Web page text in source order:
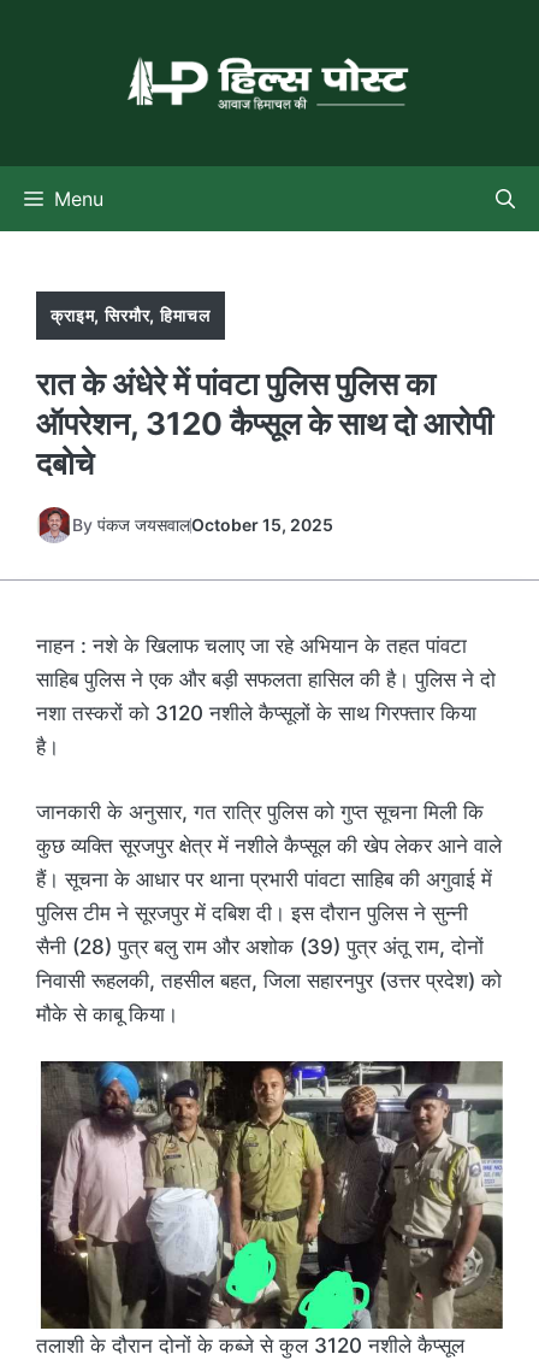
Menu
क्राइम,सिरमौर,हिमाचल
रात के अंधेरे में पांवटा पुलिस पुलिस का
ऑपरेशन, 3120 कैप्सूल के साथ दो आरोपी
दबोचे
By पंकज जयसवालOctober 15, 2025
नाहन : नशे के खिलाफ चलाए जा रहे अभियान के तहत पांवटा
साहिब पुलिस ने एक और बड़ी सफलता हासिल की है। पुलिस ने दो
नशा तस्करों को 3120 नशीले कैप्सूलों के साथ गिरफ्तार किया
है।
जानकारी के अनुसार, गत रात्रि पुलिस को गुप्त सूचना मिली कि
कुछ व्यक्ति सूरजपुर क्षेत्र में नशीले कैप्सूल की खेप लेकर आने वाले
हैं। सूचना के आधार पर थाना प्रभारी पांवटा साहिब की अगुवाई में
पुलिस टीम ने सूरजपुर में दबिश दी। इस दौरान पुलिस ने सुन्नी
सैनी (28) पुत्र बलु राम और अशोक (39) पुत्र अंतू राम, दोनों
निवासी रूहलकी, तहसील बहत, जिला सहारनपुर (उत्तर प्रदेश) को
मौके से काबू किया।
तलाशी के दौरान दोनों के कब्जे से कुल 3120 नशीले कैप्सूल